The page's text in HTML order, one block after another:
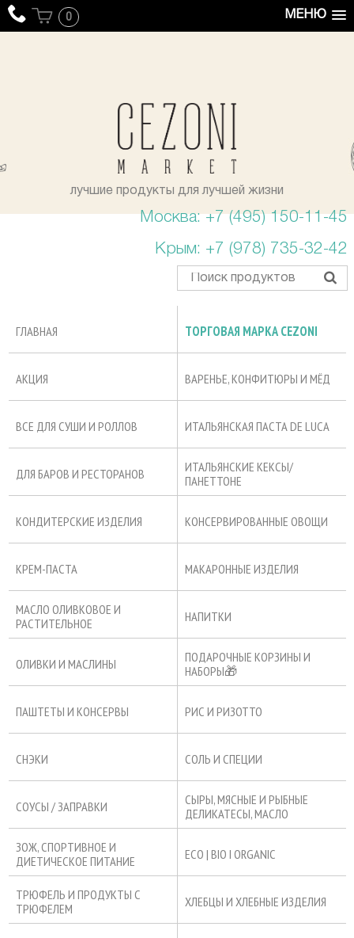
МЕНЮ
0
лучшие продукты для лучшей жизни
Москва: +7 (495) 150-11-45
Крым: +7 (978) 735-32-42
ГЛАВНАЯ ТОРГОВАЯ МАРКА CEZONI
АКЦИЯ ВАРЕНЬЕ, КОНФИТЮРЫ И МЁД
ВСЕ ДЛЯ СУШИ И РОЛЛОВ ИТАЛЬЯНСКАЯ ПАСТА DE LUCA
ДЛЯ БАРОВ И РЕСТОРАНОВ
ИТАЛЬЯНСКИЕ КЕКСЫ/
ПАНЕТТОНЕ
КОНДИТЕРСКИЕ ИЗДЕЛИЯ КОНСЕРВИРОВАННЫЕ ОВОЩИ
КРЕМ-ПАСТА МАКАРОННЫЕ ИЗДЕЛИЯ
МАСЛО ОЛИВКОВОЕ И
РАСТИТЕЛЬНОЕ
НАПИТКИ
ОЛИВКИ И МАСЛИНЫ
ПОДАРОЧНЫЕ КОРЗИНЫ И
НАБОРЫ🎁
ПАШТЕТЫ И КОНСЕРВЫ РИС И РИЗОТТО
СНЭКИ СОЛЬ И СПЕЦИИ
СОУСЫ / ЗАПРАВКИ
СЫРЫ, МЯСНЫЕ И РЫБНЫЕ
ДЕЛИКАТЕСЫ, МАСЛО
ЗОЖ, СПОРТИВНОЕ И
ДИЕТИЧЕСКОЕ ПИТАНИЕ
ECO | BIO I ORGANIC
ТРЮФЕЛЬ И ПРОДУКТЫ С
ТРЮФЕЛЕМ
ХЛЕБЦЫ И ХЛЕБНЫЕ ИЗДЕЛИЯ